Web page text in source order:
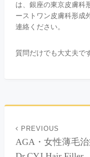
は、銀座の東京皮膚科
ーストワン皮膚科形成
連絡ください。
質問だけでも大丈夫で
PREVIOUS
AGA・女性薄毛